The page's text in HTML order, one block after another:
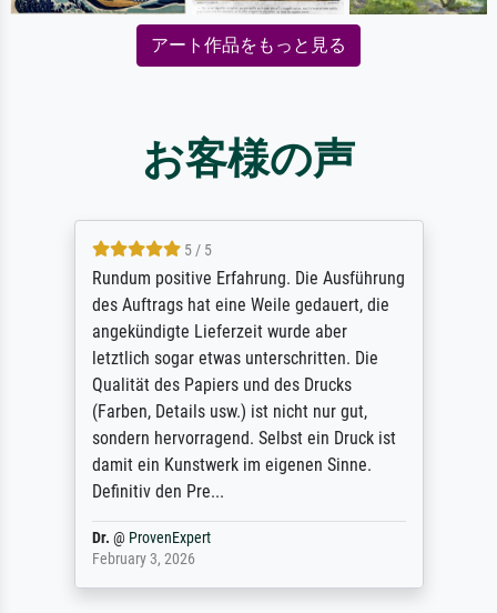
アート作品をもっと見る
お客様の声
5 / 5
Rundum positive Erfahrung. Die Ausführung
des Auftrags hat eine Weile gedauert, die
angekündigte Lieferzeit wurde aber
letztlich sogar etwas unterschritten. Die
Qualität des Papiers und des Drucks
(Farben, Details usw.) ist nicht nur gut,
sondern hervorragend. Selbst ein Druck ist
damit ein Kunstwerk im eigenen Sinne.
Definitiv den Pre...
Dr. @ ProvenExpert
February 3, 2026